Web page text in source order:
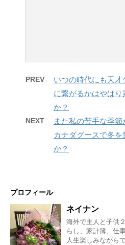
PREV
いつの時代にも天
に繋がるかはやは
か？
NEXT
また私の苦手な季
カナダグースで冬
か？
プロフィール
ネイナン
海外で主人と子供
らし、家計簿、仕
人生楽しみながら